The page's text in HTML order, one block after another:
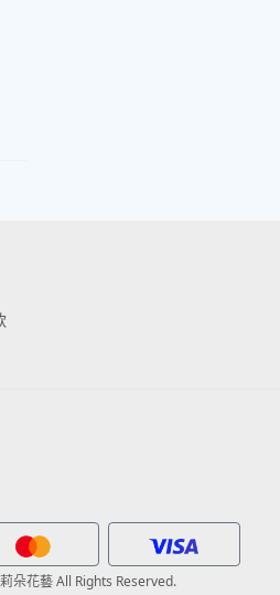
朵花藝 All Rights Reserved.